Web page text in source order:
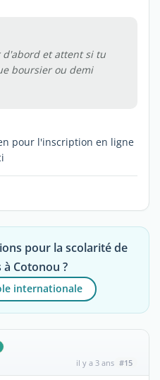
d'abord et attent si tu
boursier ou demi
pour l'inscription en ligne
pour la scolarité de
Cotonou ?
internationale
il y a 3 ans #15